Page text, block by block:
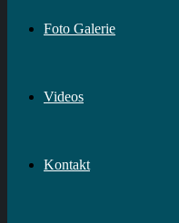
Foto Galerie
Videos
Kontakt